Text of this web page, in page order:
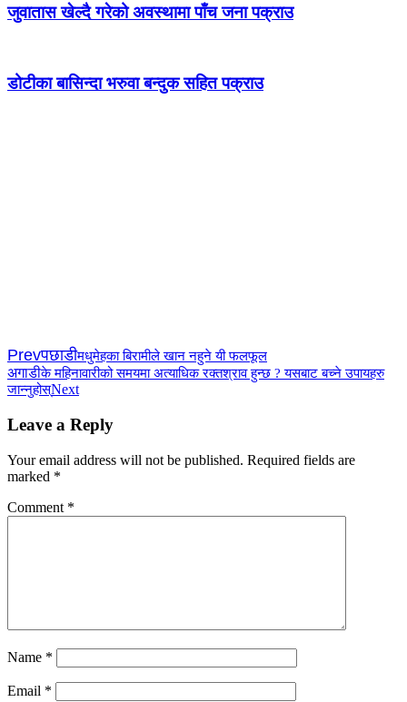
जुवातास खेल्दै गरेको अवस्थामा पाँच जना पक्राउ
डोटीका बासिन्दा भरुवा बन्दुक सहित पक्राउ
Prevपछाडीमधुमेहका बिरामीले खान नहुने यी फलफूल
अगाडीके महिनावारीको समयमा अत्याधिक रक्तश्राव हुन्छ ? यसबाट बच्ने उपायहरु
जान्नुहोस्Next
Leave a Reply
Your email address will not be published. Required fields are
marked *
Comment *
Name *
Email *